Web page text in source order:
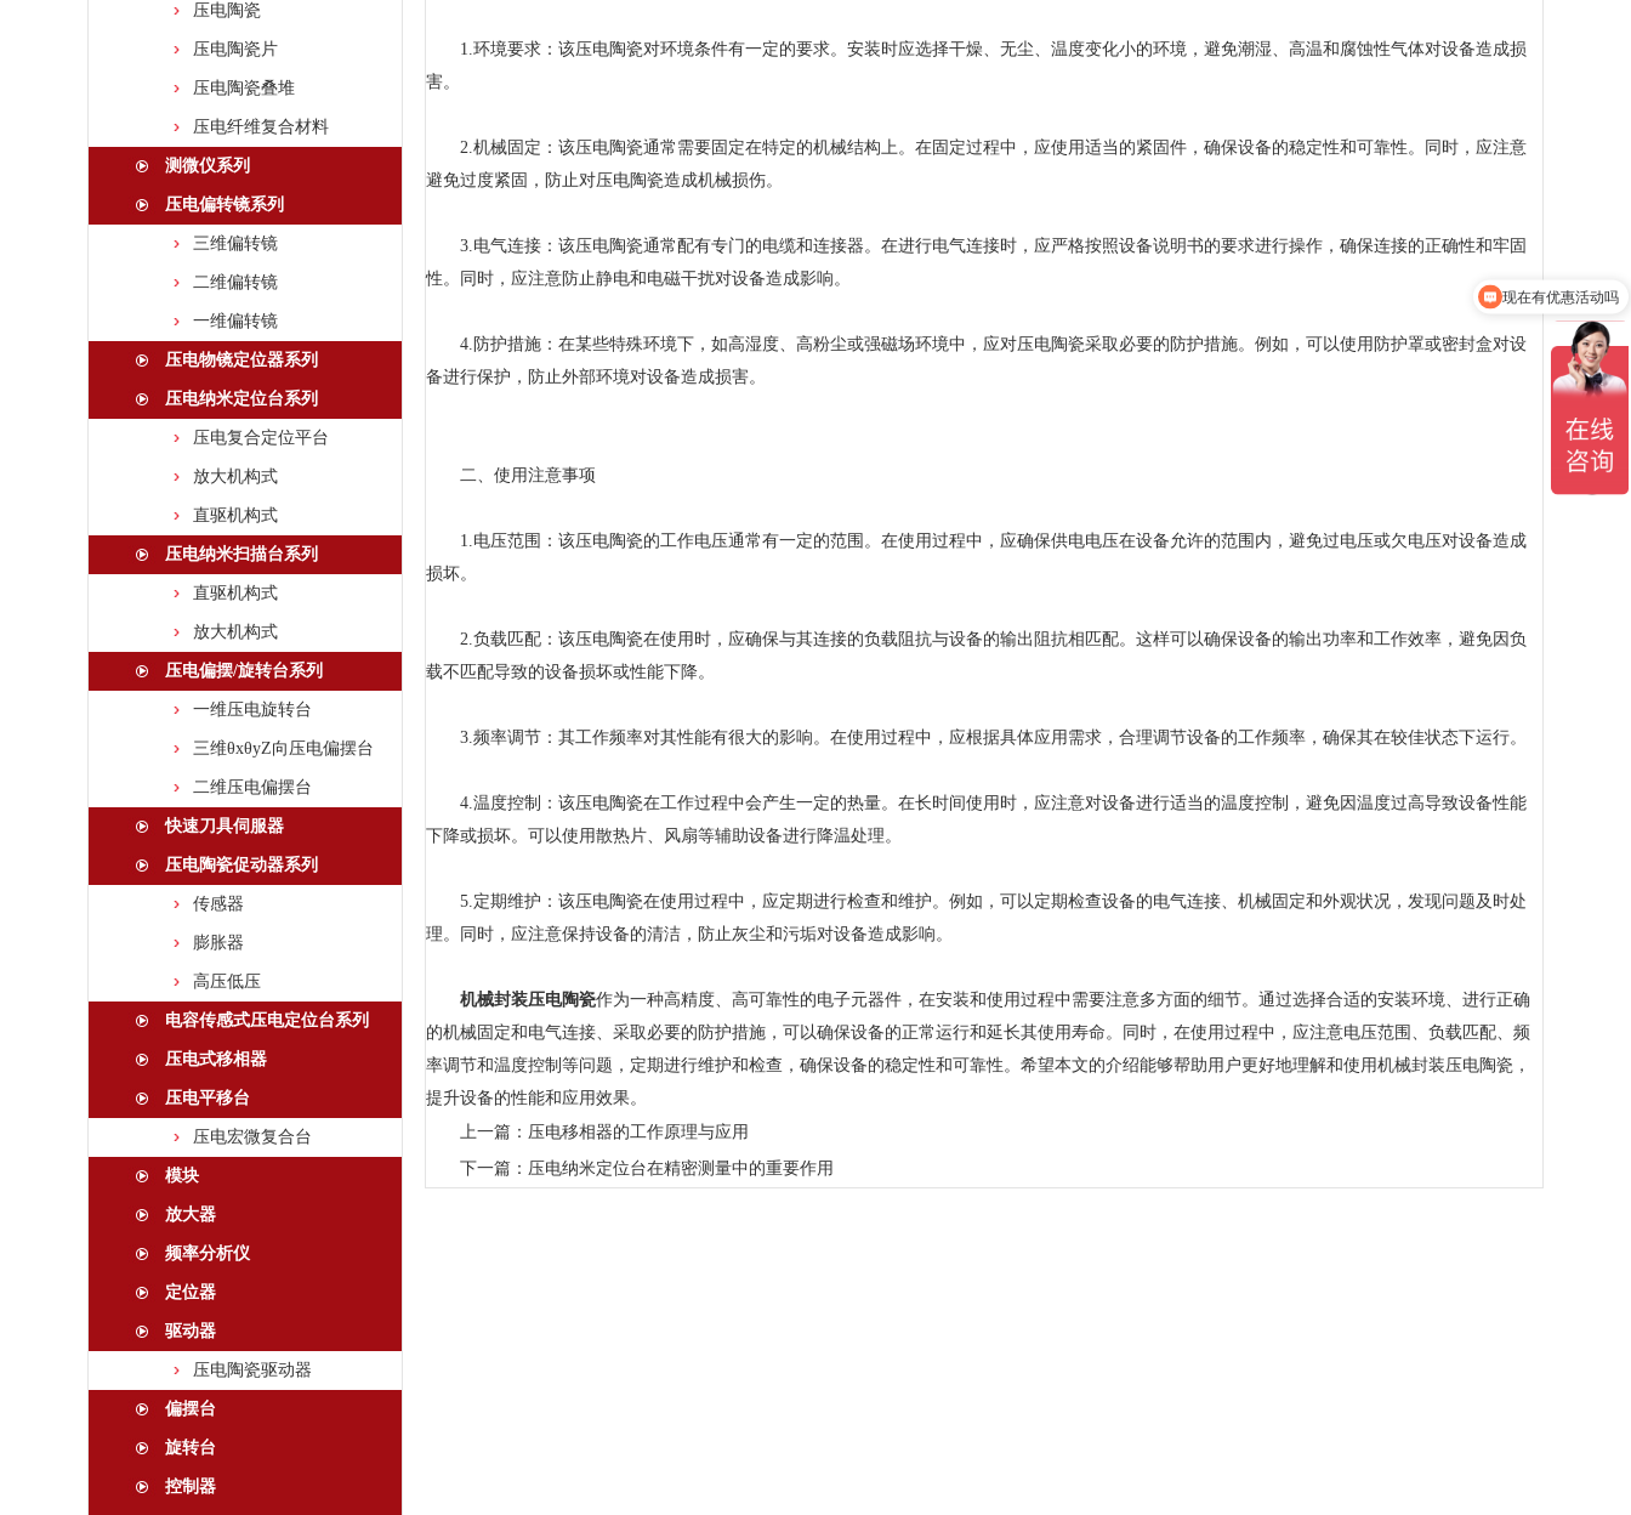
压电陶瓷
压电陶瓷片
压电陶瓷叠堆
压电纤维复合材料
测微仪系列
压电偏转镜系列
三维偏转镜
二维偏转镜
一维偏转镜
压电物镜定位器系列
压电纳米定位台系列
压电复合定位平台
放大机构式
直驱机构式
压电纳米扫描台系列
直驱机构式
放大机构式
压电偏摆/旋转台系列
一维压电旋转台
三维θxθyZ向压电偏摆台
二维压电偏摆台
快速刀具伺服器
压电陶瓷促动器系列
传感器
膨胀器
高压低压
电容传感式压电定位台系列
压电式移相器
压电平移台
压电宏微复合台
模块
放大器
频率分析仪
定位器
驱动器
压电陶瓷驱动器
偏摆台
旋转台
控制器
1.环境要求：该压电陶瓷对环境条件有一定的要求。安装时应选择干燥、无尘、温度变化小的环境，避免潮湿、高温和腐蚀性气体对设备造成损
害。
2.机械固定：该压电陶瓷通常需要固定在特定的机械结构上。在固定过程中，应使用适当的紧固件，确保设备的稳定性和可靠性。同时，应注意
避免过度紧固，防止对压电陶瓷造成机械损伤。
3.电气连接：该压电陶瓷通常配有专门的电缆和连接器。在进行电气连接时，应严格按照设备说明书的要求进行操作，确保连接的正确性和牢固
性。同时，应注意防止静电和电磁干扰对设备造成影响。
4.防护措施：在某些特殊环境下，如高湿度、高粉尘或强磁场环境中，应对压电陶瓷采取必要的防护措施。例如，可以使用防护罩或密封盒对设
备进行保护，防止外部环境对设备造成损害。
二、使用注意事项
1.电压范围：该压电陶瓷的工作电压通常有一定的范围。在使用过程中，应确保供电电压在设备允许的范围内，避免过电压或欠电压对设备造成
损坏。
2.负载匹配：该压电陶瓷在使用时，应确保与其连接的负载阻抗与设备的输出阻抗相匹配。这样可以确保设备的输出功率和工作效率，避免因负
载不匹配导致的设备损坏或性能下降。
3.频率调节：其工作频率对其性能有很大的影响。在使用过程中，应根据具体应用需求，合理调节设备的工作频率，确保其在较佳状态下运行。
4.温度控制：该压电陶瓷在工作过程中会产生一定的热量。在长时间使用时，应注意对设备进行适当的温度控制，避免因温度过高导致设备性能
下降或损坏。可以使用散热片、风扇等辅助设备进行降温处理。
5.定期维护：该压电陶瓷在使用过程中，应定期进行检查和维护。例如，可以定期检查设备的电气连接、机械固定和外观状况，发现问题及时处
理。同时，应注意保持设备的清洁，防止灰尘和污垢对设备造成影响。
机械封装压电陶瓷作为一种高精度、高可靠性的电子元器件，在安装和使用过程中需要注意多方面的细节。通过选择合适的安装环境、进行正确
的机械固定和电气连接、采取必要的防护措施，可以确保设备的正常运行和延长其使用寿命。同时，在使用过程中，应注意电压范围、负载匹配、频
率调节和温度控制等问题，定期进行维护和检查，确保设备的稳定性和可靠性。希望本文的介绍能够帮助用户更好地理解和使用机械封装压电陶瓷，
提升设备的性能和应用效果。
上一篇： 压电移相器的工作原理与应用
下一篇： 压电纳米定位台在精密测量中的重要作用
现在有优惠活动吗
联系方式